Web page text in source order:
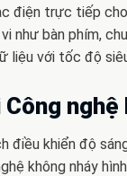
điện trực tiếp
như bàn phím,
liệu với tốc độ
nghệ
điều khiển độ
không nháy